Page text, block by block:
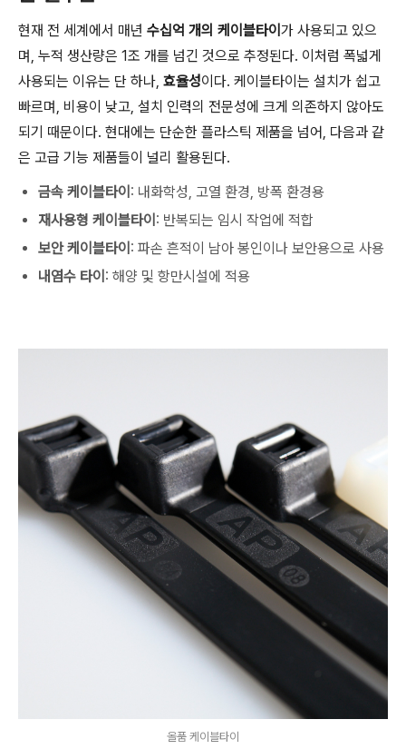
현재 전 세계에서 매년 수십억 개의 케이블타이 가 사용되고 있으
며, 누적 생산량은 1조 개를 넘긴 것으로 추정된다. 이처럼 폭넓게
사용되는 이유는 단 하나, 효율성이다. 케이블타이는 설치가 쉽고
빠르며, 비용이 낮고, 설치 인력의 전문성에 크게 의존하지 않아도
되기 때문이다. 현대에는 단순한 플라스틱 제품을 넘어, 다음과 같
은 고급 기능 제품들이 널리 활용된다.
금속 케이블타이 : 내화학성, 고열 환경, 방폭 환경용
재사용형 케이블타이 : 반복되는 임시 작업에 적합
보안 케이블타이 : 파손 흔적이 남아 봉인이나 보안용으로 사용
내염수 타이 : 해양 및 항만시설에 적용
올품 케이블타이